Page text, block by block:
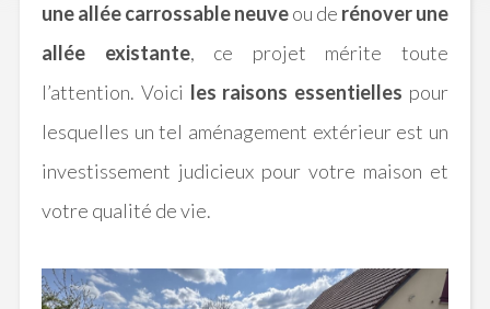
une allée carrossable neuveou de rénover une
allée existante, ce projet mérite toute
l’attention. Voici les raisons essentielles pour
lesquelles un tel aménagement extérieur est un
investissement judicieux pour votre maison et
votre qualité de vie.